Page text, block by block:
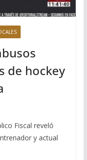
de hockey
Fiscal reveló
y actual